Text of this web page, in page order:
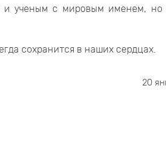
и ученым с мировым именем,
сохранится в наших сердцах.
20